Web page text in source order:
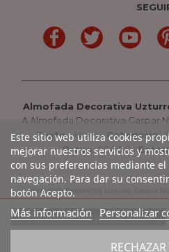
Opções de visualizaçãoexpand_more
LinkedIn Gorjeio
Almofada Decorativa
A Almofada Decorativa Gaspar
Texto:Novo-Categoria:
Preço:25.00€ -
Este sitio web utiliza cookies
mejorar nuestros servicios y
con sus preferencias mediante
navegación. Para dar su
botón Acepto.
Más información Personalizar
Almofada Decorativa Uzturre Gaspar
Castellón, Ciudad Real, Córdoba, La
Granada, Guadalajara, Guipúzcoa,
Madrid, Málaga, Múrcia, Navarra,